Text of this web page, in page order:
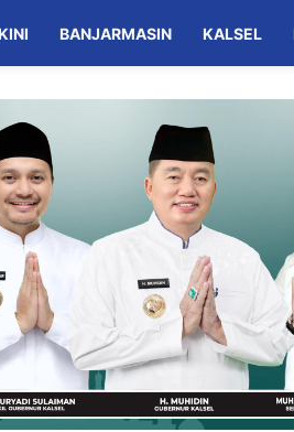
BANJARMASIN KALSEL